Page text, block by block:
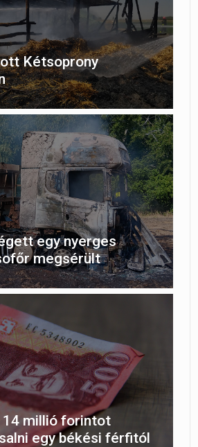
Kétsoprony
egy nyerges
megsérült
millió forintot
egy békési férfitól